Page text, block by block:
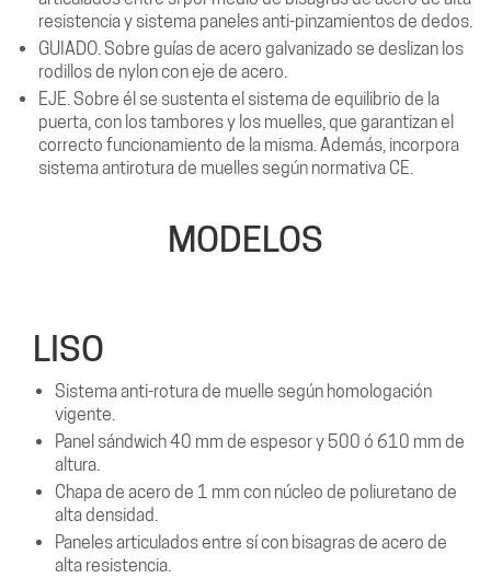
resistencia y sistema paneles anti-pinzamientos de dedos.
GUIADO. Sobre guías de acero galvanizado se deslizan los
rodillos de nylon con eje de acero.
EJE. Sobre él se sustenta el sistema de equilibrio de la
puerta, con los tambores y los muelles, que garantizan el
correcto funcionamiento de la misma. Además, incorpora
sistema antirotura de muelles según normativa CE.
MODELOS
LISO
Sistema anti-rotura de muelle según homologación
vigente.
Panel sándwich 40 mm de espesor y 500 ó 610 mm de
altura.
Chapa de acero de 1 mm con núcleo de poliuretano de
alta densidad.
Paneles articulados entre sí con bisagras de acero de
alta resistencia.